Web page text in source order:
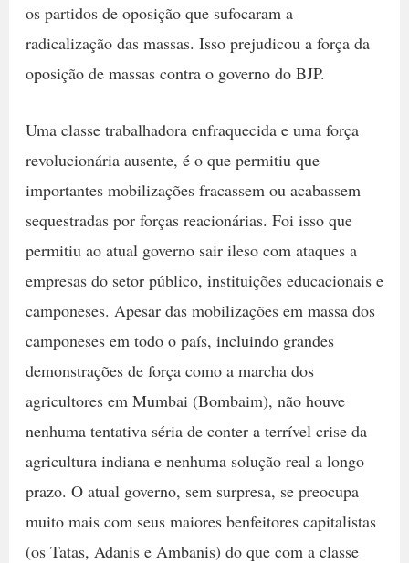
os partidos de oposição que sufocaram a
radicalização das massas. Isso prejudicou a força da
oposição de massas contra o governo do BJP.
Uma classe trabalhadora enfraquecida e uma força
revolucionária ausente, é o que permitiu que
importantes mobilizações fracassem ou acabassem
sequestradas por forças reacionárias. Foi isso que
permitiu ao atual governo sair ileso com ataques a
empresas do setor público, instituições educacionais e
camponeses. Apesar das mobilizações em massa dos
camponeses em todo o país, incluindo grandes
demonstrações de força como a marcha dos
agricultores em Mumbai (Bombaim), não houve
nenhuma tentativa séria de conter a terrível crise da
agricultura indiana e nenhuma solução real a longo
prazo. O atual governo, sem surpresa, se preocupa
muito mais com seus maiores benfeitores capitalistas
(os Tatas, Adanis e Ambanis) do que com a classe